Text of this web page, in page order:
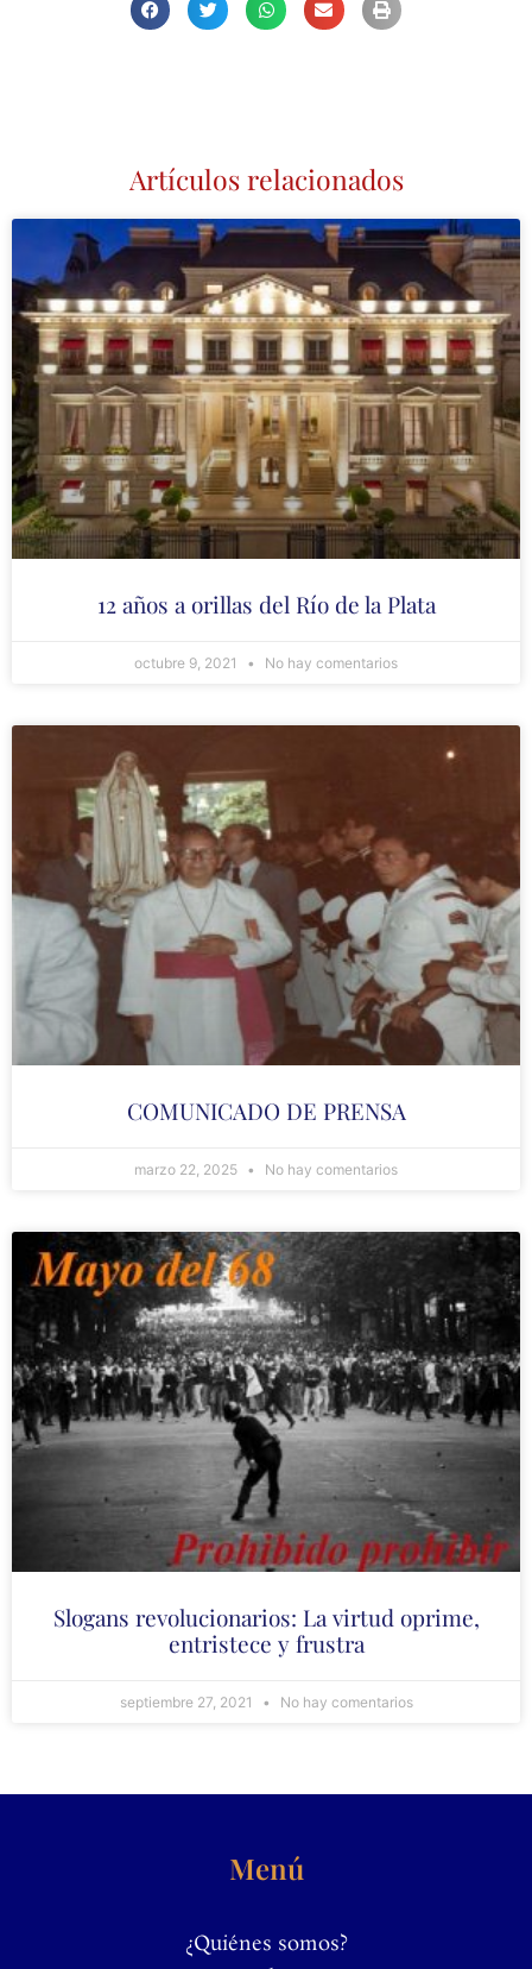
Artículos relacionados
12 años a orillas del Río de la Plata
octubre 9, 2021 No hay comentarios
COMUNICADO DE PRENSA
marzo 22, 2025 No hay comentarios
Slogans revolucionarios: La virtud oprime,
entristece y frustra
septiembre 27, 2021 No hay comentarios
Menú
¿Quiénes somos?